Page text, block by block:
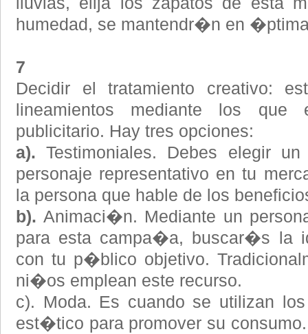
humedad, se mantendr�n en
7
Decidir el tratamiento creativo:
lineamientos mediante los que
publicitario. Hay tres opciones:
a). Testimoniales. Debes elegir
personaje representativo en tu
la persona que hable de los
b). Animaci�n. Mediante un
para esta campa�a, buscar�s la
con tu p�blico objetivo.
ni�os emplean este recurso.
c). Moda. Es cuando se utilizan
est�tico para promover su